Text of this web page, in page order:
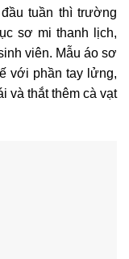
tuần thì trường
sơ mi thanh lịch,
viên. Mẫu áo sơ
với phần tay lửng,
và thắt thêm cà vạt